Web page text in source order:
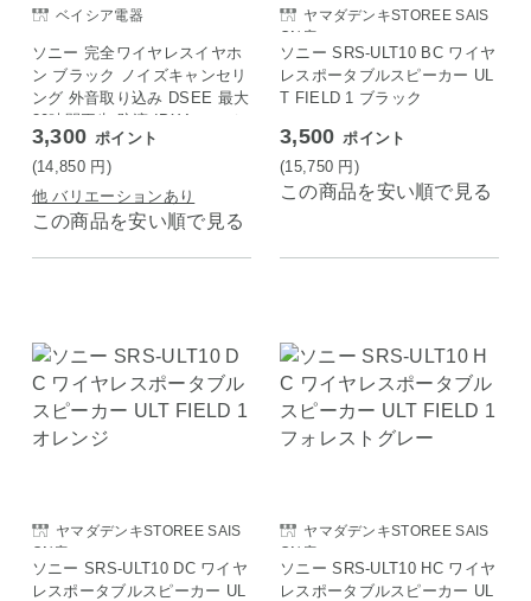
ベイシア電器
ソニー 完全ワイヤレスイヤホ
ン ブラック ノイズキャンセリ
ング 外音取り込み DSEE 最大
30時間再生 防滴 IPX4 マルチ
ポイント対応 WF-C710N BZ
3,300 ポイント
(14,850 円)
他 バリエーションあり
この商品を安い順で見る
ヤマダデンキSTOREE SAIS
ON店
ソニー SRS-ULT10 BC ワイヤ
レスポータブルスピーカー UL
T FIELD 1 ブラック
3,500 ポイント
(15,750 円)
この商品を安い順で見る
ヤマダデンキSTOREE SAIS
ON店
ソニー SRS-ULT10 DC ワイヤ
レスポータブルスピーカー UL
ヤマダデンキSTOREE SAIS
ON店
ソニー SRS-ULT10 HC ワイヤ
レスポータブルスピーカー UL